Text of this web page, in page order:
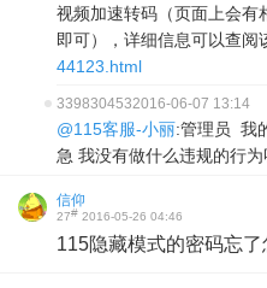
视频加速转码（页面上会有
即可），详细信息可以查阅
44123.html
3398304532016-06-07 13:14
@115客服-小丽:管理员 我
急 我没有做什么违规的行为
信仰
27# 2016-05-26 04:46
115隐藏模式的密码忘了